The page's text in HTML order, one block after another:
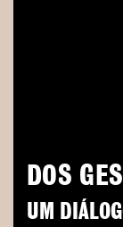
DOS
UM